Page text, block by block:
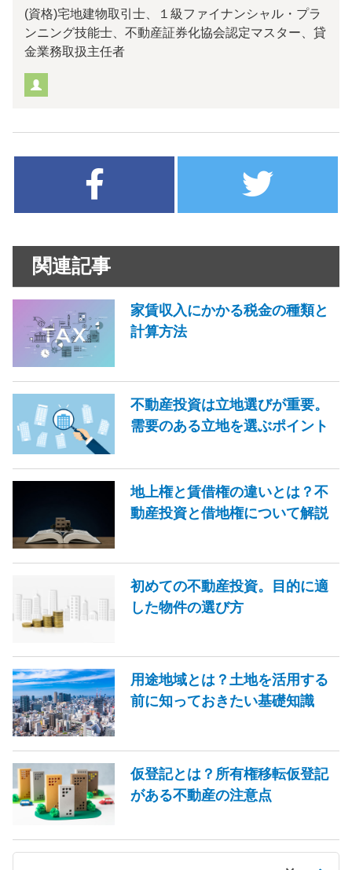
(資格)宅地建物取引士、１級ファイナンシャル・プラ
ンニング技能士、不動産証券化協会認定マスター、貸
金業務取扱主任者
関連記事
家賃収入にかかる税金の種類と
計算方法
不動産投資は立地選びが重要。
需要のある立地を選ぶポイント
地上権と賃借権の違いとは？不
動産投資と借地権について解説
初めての不動産投資。目的に適
した物件の選び方
用途地域とは？土地を活用する
前に知っておきたい基礎知識
仮登記とは？所有権移転仮登記
がある不動産の注意点